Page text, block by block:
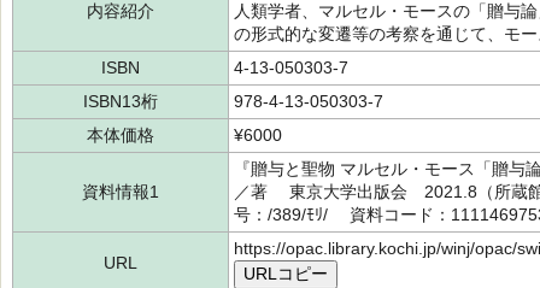
内容紹介
人類学者、マルセル・モースの「贈与
の形式的な変遷等の考察を通じて、モ
ISBN
4-13-050303-7
ISBN13桁
978-4-13-050303-7
本体価格
¥6000
資料情報1
『贈与と聖物 マルセル・モース「贈
／著 東京大学出版会 2021.8（所蔵
号：/389/ﾓﾘ/ 資料コード：
URL
https://opac.library.kochi.jp/winj/opac/
URLコピー